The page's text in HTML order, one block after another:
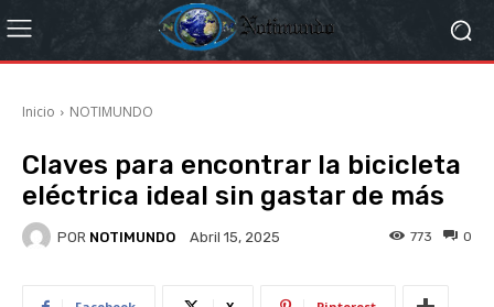
Inicio NOTIMUNDO
Claves para encontrar la bicicleta
eléctrica ideal sin gastar de más
POR NOTIMUNDO Abril 15, 2025 0
773